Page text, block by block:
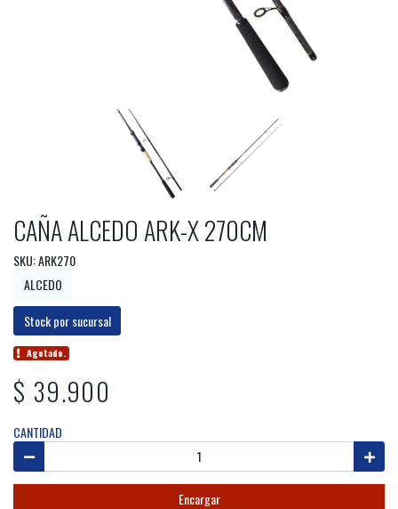
CAÑA ALCEDO ARK-X 270CM
SKU: ARK270
ALCEDO
Stock por sucursal
Agotado.
$ 39.900
CANTIDAD
Encargar